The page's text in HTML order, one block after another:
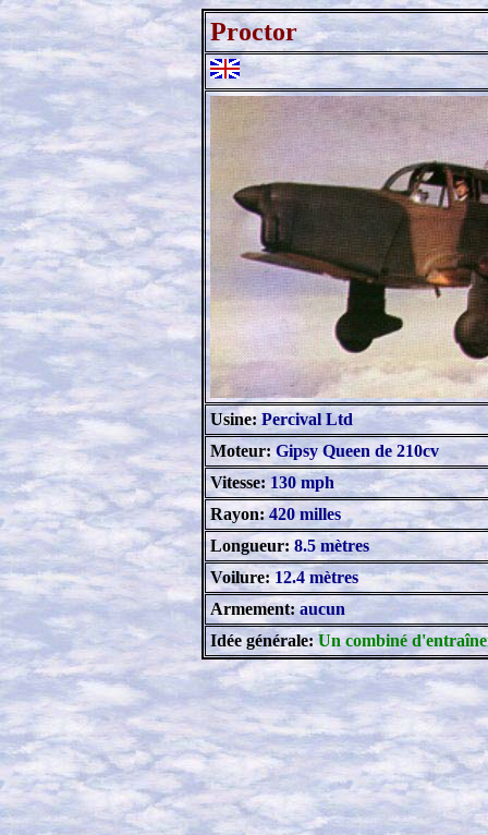
Proctor
Usine: Percival Ltd
Moteur:Gipsy Queen de 210cv
Vitesse:130 mph
Rayon:420 milles
Longueur: 8.5 mètres
Voilure:12.4 mètres
Armement:aucun
Idée générale:Un combiné